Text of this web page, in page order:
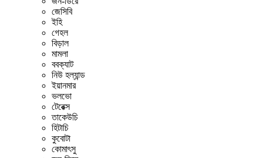
জেসিবি
ইহি
গেহল
বিড়াল
মামলা
ববক্যাট
নিউ হল্যান্ড
ইয়ানমার
ভলভো
টেরেক্স
তাকেউচি
হিটাচি
কুবোটা
কোমাৎসু